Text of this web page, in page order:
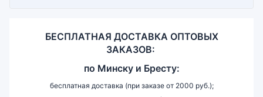
БЕСПЛАТНАЯ ДОСТАВКА ОПТОВЫХ
ЗАКАЗОВ:
по Минску и Бресту:
бесплатная доставка (при заказе от 2000 руб.);